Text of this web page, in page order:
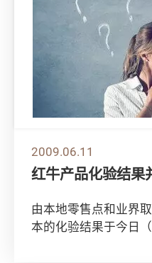
2009.06.11
红牛产品化验结果
由本地零售点和业界
本的化验结果于今日